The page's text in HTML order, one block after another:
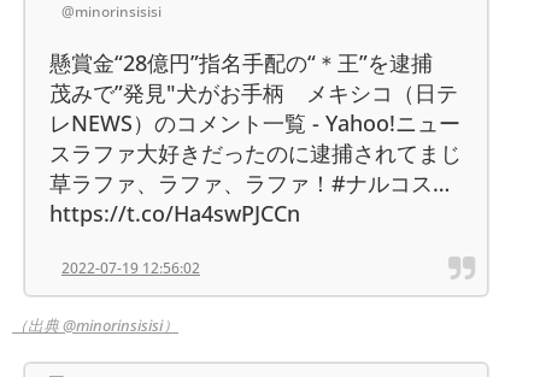
@minorinsisisi
懸賞金“28億円”指名手配の“＊王”を逮捕
茂みで”発見"犬がお手柄 メキシコ（日テ
レNEWS）のコメント一覧 - Yahoo!ニュー
スラファ大好きだったのに逮捕されてまじ
草ラファ、ラファ、ラファ！#ナルコス…
https://t.co/Ha4swPJCCn
2022-07-19 12:56:02
（出典 @minorinsisisi）